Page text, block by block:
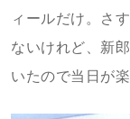
ィールだけ。さ
ないけれど、新
いたので当日が楽